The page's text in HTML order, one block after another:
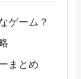
ゲーム？
まとめ